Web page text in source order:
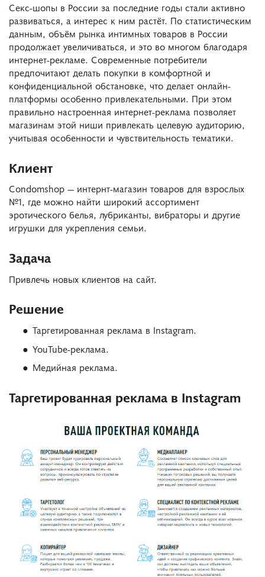
Секс-шопы в России за последние годы стали активно
развиваться, а интерес к ним растёт. По статистическим
данным, объём рынка интимных товаров в России
продолжает увеличиваться, и это во многом благодаря
интернет-рекламе. Современные потребители
предпочитают делать покупки в комфортной и
конфиденциальной обстановке, что делает онлайн-
платформы особенно привлекательными. При этом
правильно настроенная интернет-реклама позволяет
магазинам этой ниши привлекать целевую аудиторию,
учитывая особенности и чувствительность тематики.
Клиент
Condomshop — интернт-магазин товаров для взрослых
№1, где можно найти широкий ассортимент
эротического белья, лубриканты, вибраторы и другие
игрушки для укрепления семьи.
Задача
Привлечь новых клиентов на сайт.
Решение
Таргетированная реклама в Instagram.
YouTube-реклама.
Медийная реклама.
Таргетированная реклама в Instagram